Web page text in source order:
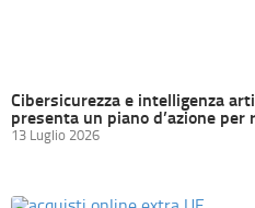
Cibersicurezza e intelligenza
presenta un piano d’azione
13 Luglio 2026